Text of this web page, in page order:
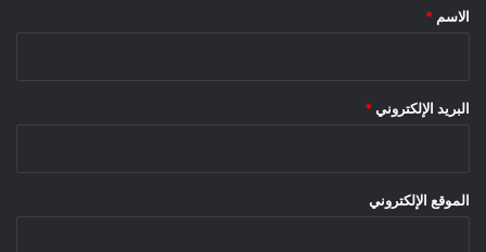
*
الاسم *
البريد الإلكتروني *
الموقع الإلكتروني